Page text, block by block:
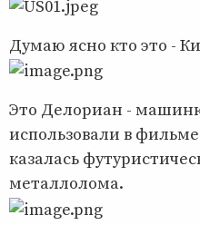
Думаю ясно кто это -
Это Делориан -
использовали в
казалась
металлолома.